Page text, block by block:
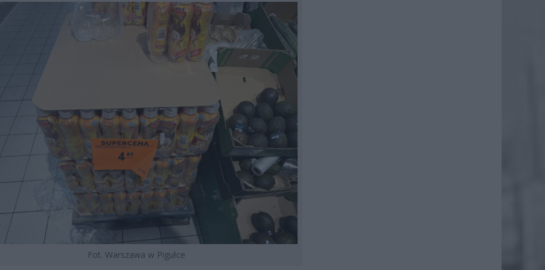
Fot. Warszawa w Pigułce